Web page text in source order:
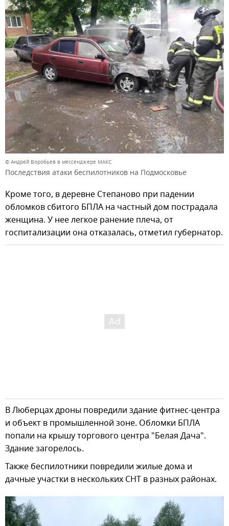
© Андрей Воробьев в мессенджере МАКС
Последствия атаки беспилотников на Подмосковье
Кроме того, в деревне Степаново при падении
обломков сбитого БПЛА на частный дом пострадала
женщина. У нее легкое ранение плеча, от
госпитализации она отказалась, отметил губернатор.
В Люберцах дроны повредили здание фитнес-центра
и объект в промышленной зоне. Обломки БПЛА
попали на крышу торгового центра "Белая Дача".
Здание загорелось.
Также беспилотники повредили жилые дома и
дачные участки в нескольких СНТ в разных районах.